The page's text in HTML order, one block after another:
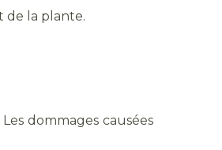
de la plante.
dommages causées